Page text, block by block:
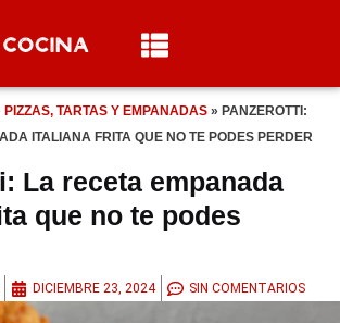
PIZZAS, TARTAS Y EMPANADAS » PANZEROTTI:
ITALIANA FRITA QUE NO TE PODES PERDER
La receta empanada
que no te podes
DICIEMBRE 23, 2024 SIN COMENTARIOS